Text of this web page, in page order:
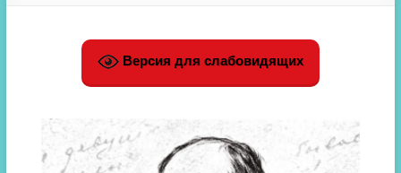
Версия для слабовидящих